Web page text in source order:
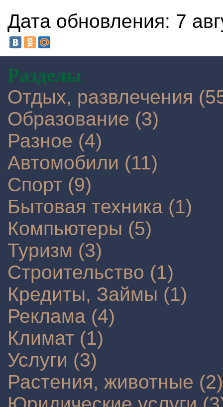
Дата обновления: 7
Разделы
Отдых, развлечения
Образование (3)
Разное (4)
Автомобили (11)
Спорт (9)
Бытовая техника (1)
Компьютеры (5)
Туризм (3)
Строительство (1)
Кредиты, Займы (1)
Реклама (4)
Климат (1)
Услуги (3)
Растения, животные (2)